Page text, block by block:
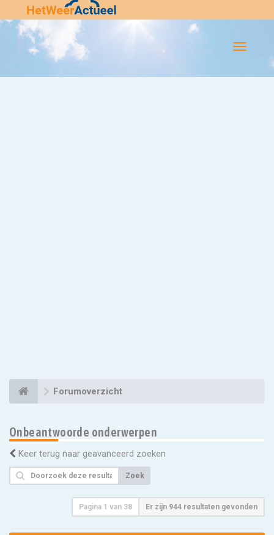
Flip-
Forumoverzicht
Onbeantwoorde onderwerpen
Keer terug naar geavanceerd zoeken
Zoek
Pagina 1 van 38 Er zijn 944 resultaten gevonden